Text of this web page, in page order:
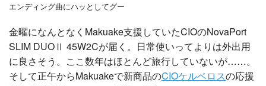
エンディング曲にハッとしてグー
金曜になんとなくMakuake支援していたCIOのNovaPort
SLIM DUOⅡ 45W2Cが届く。日常使いってよりは外出用
に良さそう。ここ数年はほとんど旅行していないが……。
そして正午からMakuakeで新商品のCIOケルベロスの応援